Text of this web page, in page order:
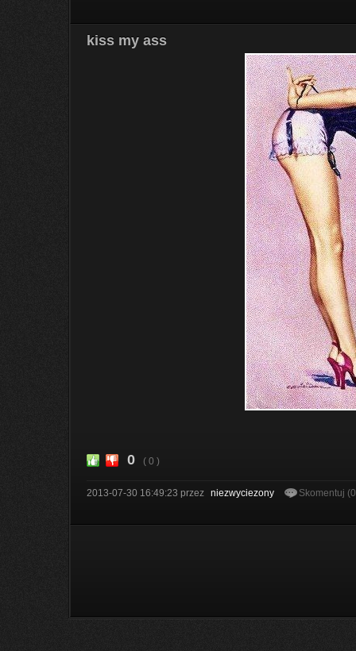
kiss my ass
0 ( 0 )
2013-07-30 16:49:23 przez niezwyciezony Skomentuj